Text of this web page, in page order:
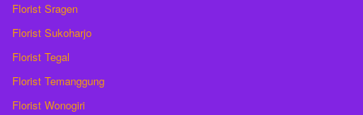
Florist Sragen
Florist Sukoharjo
Florist Tegal
Florist Temanggung
Florist Wonogiri